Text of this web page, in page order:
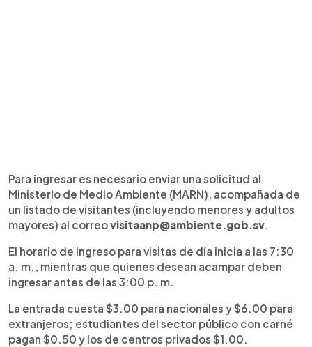
Para ingresar es necesario enviar una solicitud al
Ministerio de Medio Ambiente (MARN), acompañada de
un listado de visitantes (incluyendo menores y adultos
mayores) al correovisitaanp@ambiente.gob.sv
El horario de ingreso para visitas de día inicia a las 7:30
a. m., mientras que quienes desean acampar deben
ingresar antes de las 3:00 p. m.
La entrada cuesta $3.00 para nacionales y $6.00 para
extranjeros; estudiantes del sector público con carné
pagan $0.50 y los de centros privados $1.00.